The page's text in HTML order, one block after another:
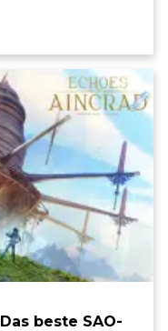
beste SAO-